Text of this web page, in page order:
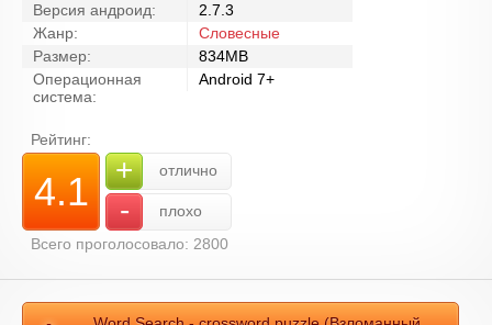
Версия андроид:
2.7.3
Жанр:
Словесные
Размер:
834MB
Операционная
система:
Android 7+
Рейтинг:
4.1 + отлично
-
плохо
Всего проголосовало: 2800